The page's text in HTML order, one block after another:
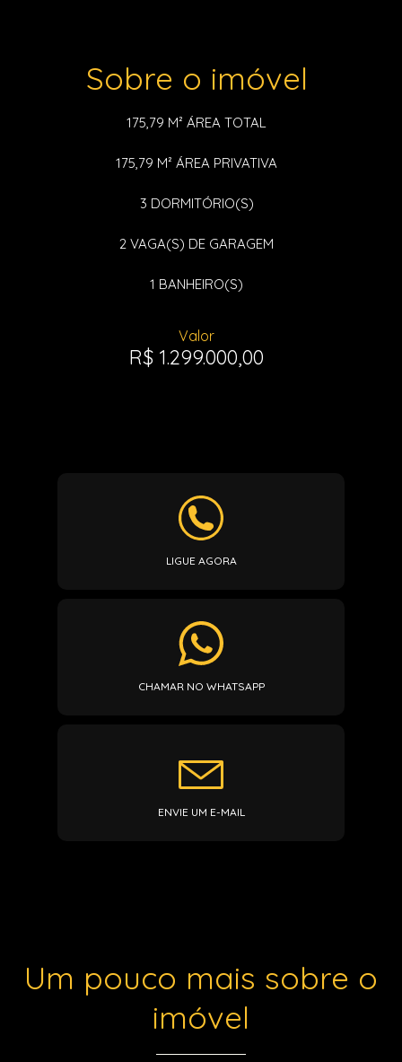
Sobre o imóvel
175,79 M² ÁREA TOTAL
175,79 M² ÁREA PRIVATIVA
3 DORMITÓRIO(S)
2 VAGA(S) DE GARAGEM
1 BANHEIRO(S)
Valor
R$ 1.299.000,00
LIGUE AGORA
CHAMAR NO WHATSAPP
ENVIE UM E-MAIL
Um pouco mais sobre o
imóvel